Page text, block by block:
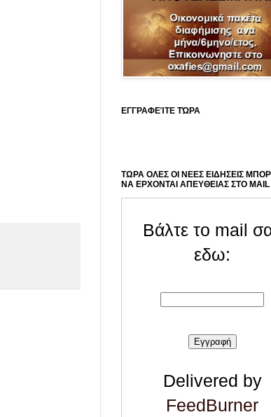
ΕΓΓΡΑΦΕΊΤΕ ΤΏΡΑ
ΤΩΡΑ ΟΛΕΣ ΟΙ ΝΕΕΣ ΕΙΔΗΣΕΙΣ
ΝΑ ΕΡΧΟΝΤΑΙ ΑΠΕΥΘΕΙΑΣ ΣΤΟ
Βάλτε το mail
εδω:
Delivered by
FeedBurner